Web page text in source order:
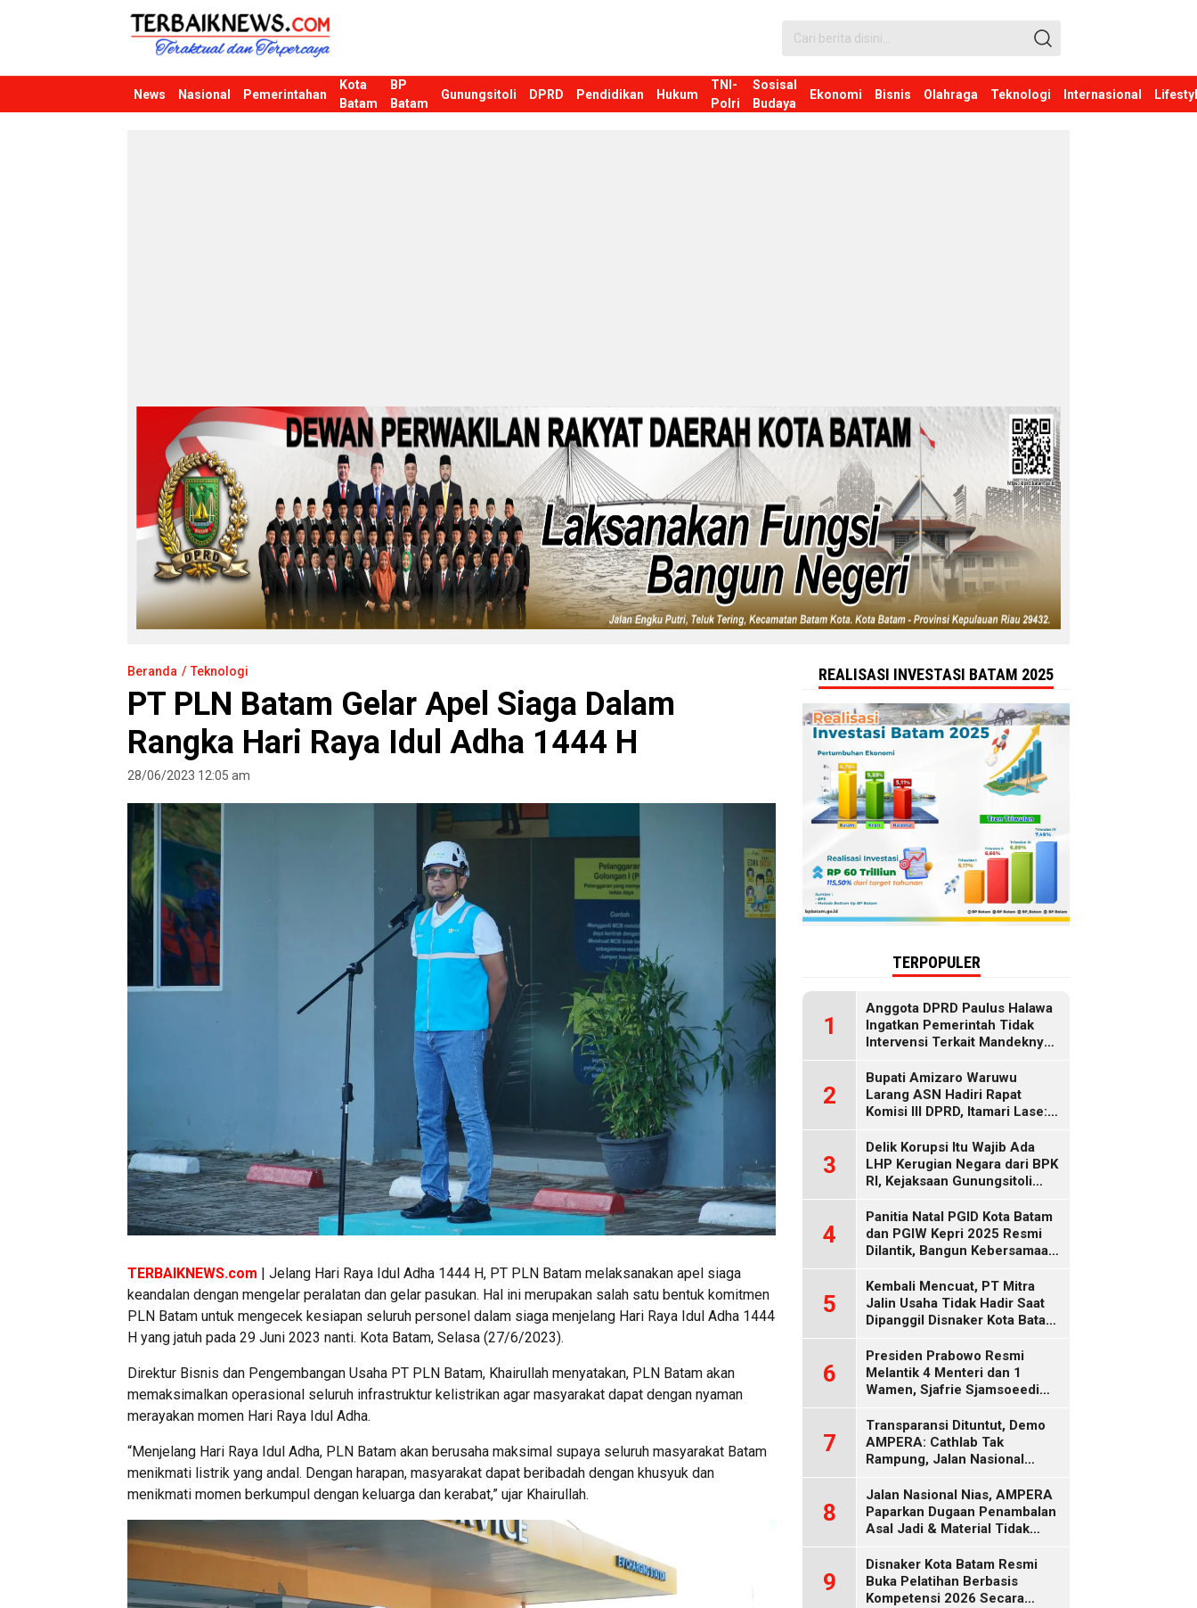
Terbaiknews
Teraktual dan Terpercaya
News Nasional Pemerintahan
Kota
Batam
BP
Batam
Gunungsitoli DPRD Pendidikan Hukum
TNI-
Polri
Sosisal
Budaya
Ekonomi Bisnis Olahraga Teknologi Internasional
Beranda Teknologi
PT PLN Batam Gelar Apel Siaga Dalam
Rangka Hari Raya Idul Adha 1444 H
28/06/2023 12:05 am
TERBAIKNEWS.com | Jelang Hari Raya Idul Adha 1444 H, PT PLN Batam melaksanakan apel siaga
keandalan dengan mengelar peralatan dan gelar pasukan. Hal ini merupakan salah satu bentuk komitmen
PLN Batam untuk mengecek kesiapan seluruh personel dalam siaga menjelang Hari Raya Idul Adha 1444
H yang jatuh pada 29 Juni 2023 nanti. Kota Batam, Selasa (27/6/2023).
Direktur Bisnis dan Pengembangan Usaha PT PLN Batam, Khairullah menyatakan, PLN Batam akan
memaksimalkan operasional seluruh infrastruktur kelistrikan agar masyarakat dapat dengan nyaman
merayakan momen Hari Raya Idul Adha.
“Menjelang Hari Raya Idul Adha, PLN Batam akan berusaha maksimal supaya seluruh masyarakat Batam
menikmati listrik yang andal. Dengan harapan, masyarakat dapat beribadah dengan khusyuk dan
menikmati momen berkumpul dengan keluarga dan kerabat,” ujar Khairullah.
REALISASI INVESTASI BATAM 2025
TERPOPULER
1
Anggota DPRD Paulus Halawa
Ingatkan Pemerintah Tidak
Intervensi Terkait Mandeknya
2
Bupati Amizaro Waruwu
Larang ASN Hadiri Rapat
Komisi III DPRD, Itamari Lase:
Parliament
3
Delik Korupsi Itu Wajib Ada
LHP Kerugian Negara dari BPK
RI, Kejaksaan Gunungsitoli
4
Panitia Natal PGID Kota Batam
dan PGIW Kepri 2025 Resmi
Dilantik, Bangun Kebersamaan
Oikumenis
5
Kembali Mencuat, PT Mitra
Jalin Usaha Tidak Hadir Saat
Dipanggil Disnaker Kota Batam
6
Presiden Prabowo Resmi
Melantik 4 Menteri dan 1
Wamen, Sjafrie Sjamsoeedi
Gantikan Budi Gunawan
7
Transparansi Dituntut, Demo
AMPERA: Cathlab Tak
Rampung, Jalan Nasional
8
Jalan Nasional Nias, AMPERA
Paparkan Dugaan Penambalan
Asal Jadi & Material Tidak
9
Disnaker Kota Batam Resmi
Buka Pelatihan Berbasis
Kompetensi 2026 Secara